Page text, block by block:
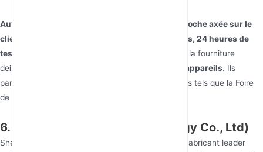
Autres points :
approche axée sur le
client
(8 inspections, 24 heures de
tests de vieillissement, garantie de 36 mois)
, et la fourniture
deinstructions vidéo pour la configuration des appareils. Ils
participent activement à des salons professionnels tels que la Foire
de Canton.
6. JHA (Shenzhen JHA Technology Co., Ltd)
Shenzhen JHA Technology Co., Ltd (JHA) est un fabricant leader